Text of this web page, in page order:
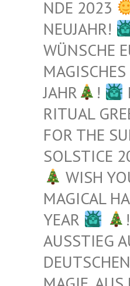
DE 2023
NEUJAHR!
WÜNSCHE
JAHR
!
RITUAL
FOR THE
SOLSTICE
WISH
MAGICAL
YEAR
!
AUSSTIEG
DEUTSCHEN